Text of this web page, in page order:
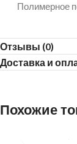
Полимерное
Отзывы (0)
Доставка и
Похожие